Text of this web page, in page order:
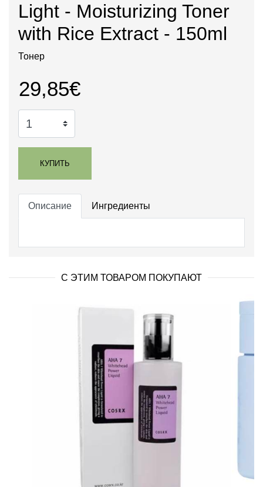
Light - Moisturizing Toner
with Rice Extract - 150ml
Тонер
29,85€
КУПИТЬ
Описание Ингредиенты
С ЭТИМ ТОВАРОМ ПОКУПАЮТ